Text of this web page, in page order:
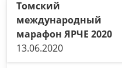
Томский
международный
марафон ЯРЧЕ 2020
13.06.2020